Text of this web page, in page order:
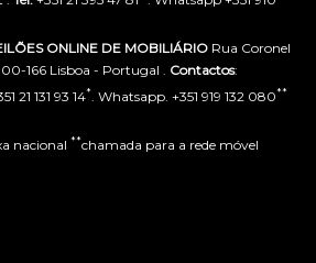
ONLINE DE MOBILIÁRIO Rua Coronel
166 Lisboa - Portugal . Contactos:
21 131 93 14* . Whatsapp. +351 919 132 080**
nacional **chamada para a rede móvel